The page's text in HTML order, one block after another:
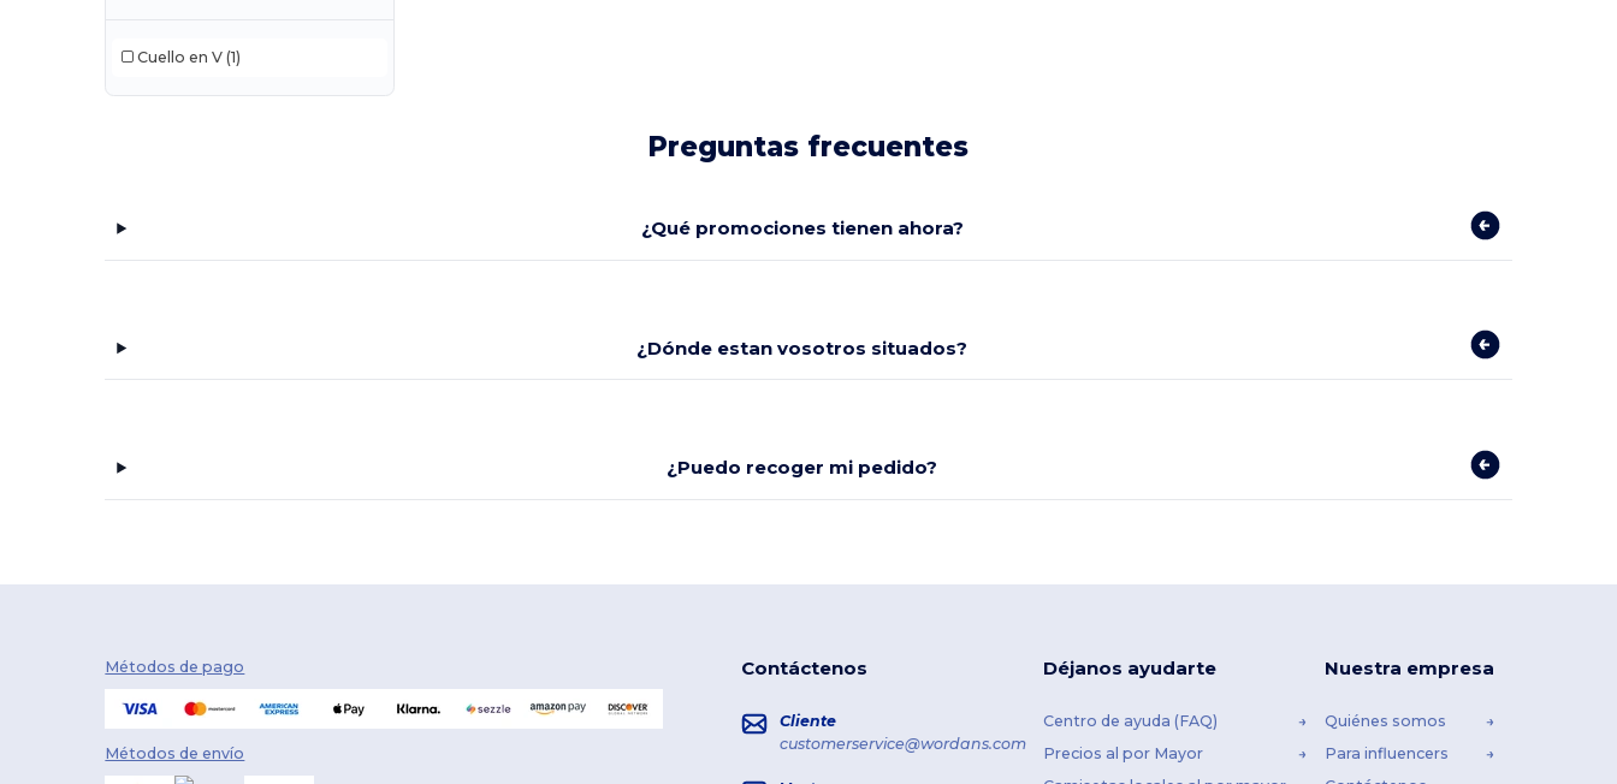
Cuello en V (1)
Preguntas frecuentes
¿Qué promociones tienen ahora?
¿Dónde estan vosotros situados?
¿Puedo recoger mi pedido?
Métodos de pago
Métodos de envío
Contáctenos
Cliente
customerservice@wordans.com
Déjanos ayudarte
Centro de ayuda (FAQ)
Precios al por Mayor
Nuestra empresa
Quiénes somos
Para influencers